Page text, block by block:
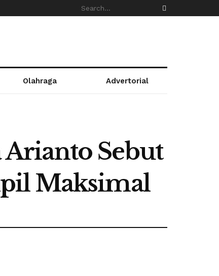
Olahraga Advertorial
Sebut
Maksimal